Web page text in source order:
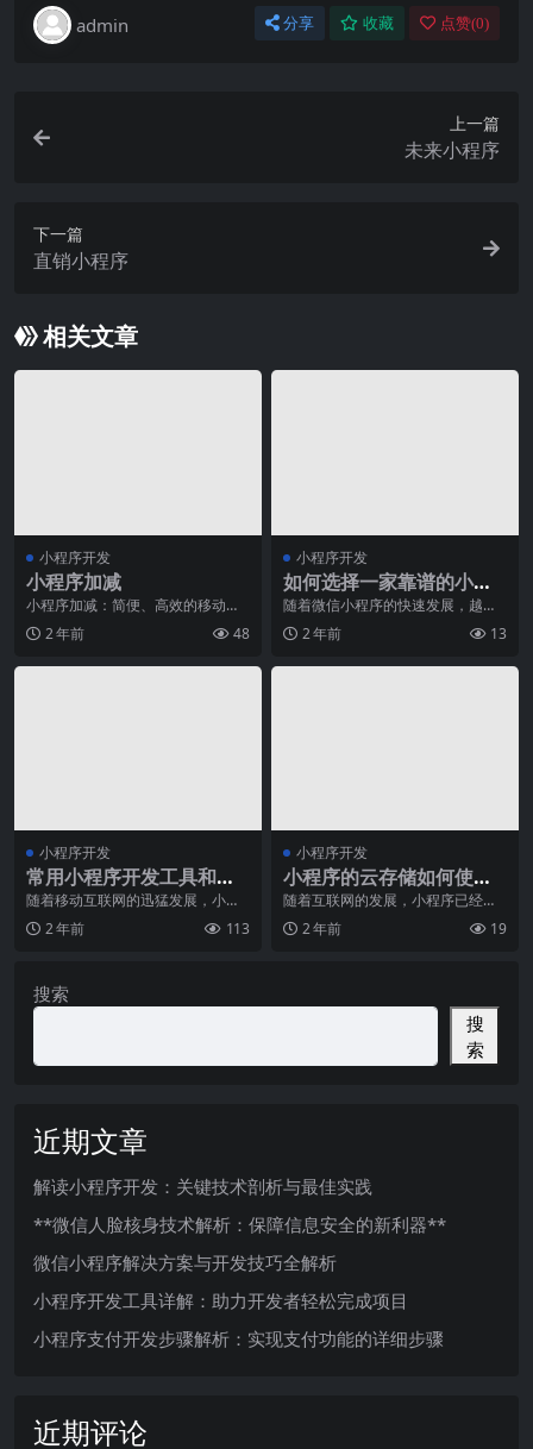
admin 分享 收藏 点赞(0)
上一篇
未来小程序
下一篇
直销小程序
相关文章
小程序开发
小程序加减
小程序加减：简便、高效的移动应
用程序随着移动互联网的快速发
展，移动应用程序成为人
2 年前 48
小程序开发
如何选择一家靠谱的小程
序开发公司
随着微信小程序的快速发展，越来
越多的企业和个人开始意识到小程
序在推广、销售和用户
2 年前 13
小程序开发
常用小程序开发工具和技
术
随着移动互联网的迅猛发展，小程
序已经成为了越来越多企业的选
择。它既能够提供丰富的
2 年前 113
小程序开发
小程序的云存储如何使
用？
随着互联网的发展，小程序已经逐
渐成为人们生活中必不可少的一部
分，无论是日常生活还
2 年前 19
搜索
搜
索
近期文章
解读小程序开发：关键技术剖析与最佳实践
**微信人脸核身技术解析：保障信息安全的新利器**
微信小程序解决方案与开发技巧全解析
小程序开发工具详解：助力开发者轻松完成项目
小程序支付开发步骤解析：实现支付功能的详细步骤
近期评论